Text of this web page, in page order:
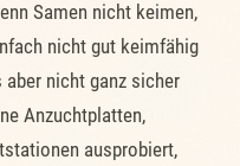
Samen nicht keimen,
nicht gut keimfähig
aber nicht ganz sicher
Anzuchtplatten,
ausprobiert,